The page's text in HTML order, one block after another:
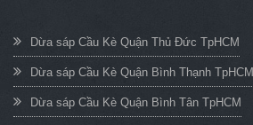
Dừa sáp Cầu Kè Quận Thủ Đức TpHCM
Dừa sáp Cầu Kè Quận Bình Thạnh TpHCM
Dừa sáp Cầu Kè Quận Bình Tân TpHCM